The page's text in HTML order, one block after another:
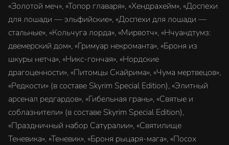
«Золотой меч», «Топор главаря», «Хендрахейм», «Доспехи
для лошади — эльфийские», «Доспехи для лошади —
стальные», «Кольчуга лорда», «Мирвотч», «Нчуандтумз:
двемерский дом», «Гримуар некроманта», «Броня из
шкуры нетча», «Никс-гончая», «Нордские
драгоценности», «Питомцы Скайрима», «Чума мертвецов»,
«Редкости» (в составе Skyrim Special Edition), «Элитный
арсенал редгардов», «Гибельная грань», «Святые и
соблазнители» (в составе Skyrim Special Edition),
«Праздничный набор Сатуралии», «Святилище
Теневика», «Теневик», «Броня рыцаря-мага», «Посох